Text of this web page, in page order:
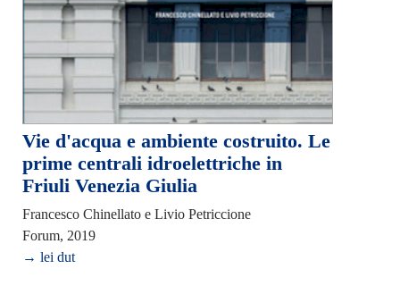
Vie d'acqua e ambiente costruito. Le
prime centrali idroelettriche in
Friuli Venezia Giulia
Francesco Chinellato e Livio Petriccione
Forum, 2019
→ lei dut